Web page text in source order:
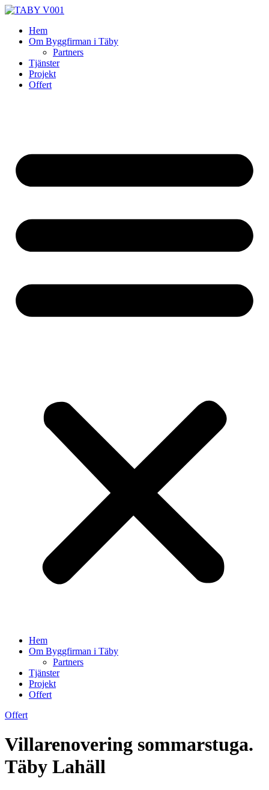
Skip
contentHem
Om Byggfirman i Täby
Partners
Tjänster
Projekt
Offert
Hem
Om Byggfirman i Täby
Partners
Tjänster
Projekt
Offert
Offert
Villarenovering sommarstuga.
Täby Lahäll